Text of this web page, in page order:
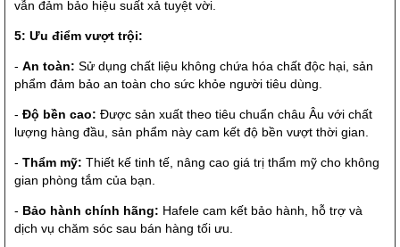
vẫn đảm bảo hiệu suất xả tuyệt vời.
5: Ưu điểm vượt trội:
- An toàn: Sử dụng chất liệu không chứa hóa chất độc hại, sản
phẩm đảm bảo an toàn cho sức khỏe người tiêu dùng.
- Độ bền cao: Được sản xuất theo tiêu chuẩn châu Âu với chất
lượng hàng đầu, sản phẩm này cam kết độ bền vượt thời gian.
- Thẩm mỹ: Thiết kế tinh tế, nâng cao giá trị thẩm mỹ cho không
gian phòng tắm của bạn.
- Bảo hành chính hãng: Hafele cam kết bảo hành, hỗ trợ và
dịch vụ chăm sóc sau bán hàng tối ưu.